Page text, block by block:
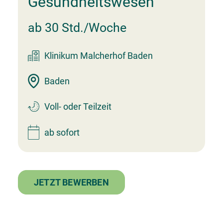
Jobs in Graz
Jobs in Linz
Jobs in Innsbruck
Jobs in Klagenfurt
Beliebte Suchen
Pflegeassistenz
Facharzt
Assistenzarzt
Physiotherapeut:in